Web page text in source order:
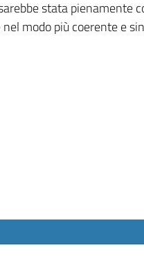
stata pienamente
modo più coerente e